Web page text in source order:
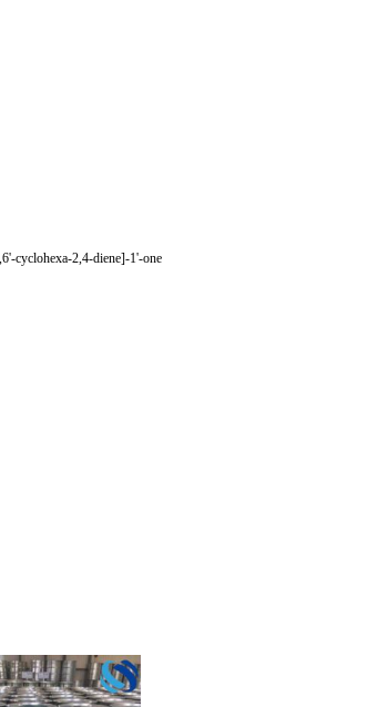
cyclohexa-2,4-diene]-1'-one